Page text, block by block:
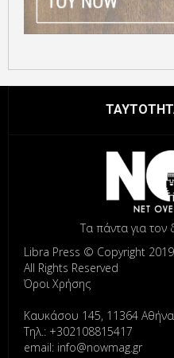
Τα πάντα για τον
Libra Press © Copyright 2019
All Rights Reserved
Όροι Χρήσης
Καυκάσου 145, 11364 Αθήνα
Τηλ.: +302108815417
email: info@nowmag.gr